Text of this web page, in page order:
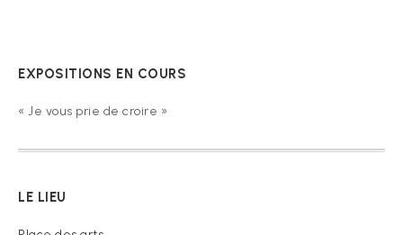
EXPOSITIONS EN COURS
« Je vous prie de croire »
LE LIEU